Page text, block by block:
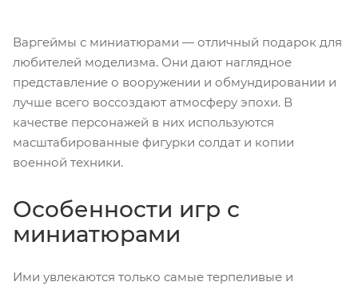
Варгеймы с миниатюрами — отличный подарок для
любителей моделизма. Они дают наглядное
представление о вооружении и обмундировании и
лучше всего воссоздают атмосферу эпохи. В
качестве персонажей в них используются
масштабированные фигурки солдат и копии
военной техники.
Особенности игр с
миниатюрами
Ими увлекаются только самые терпеливые и